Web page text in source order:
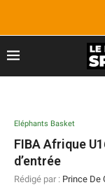
Eléphants Basket
FIBA Afrique
d’entrée
Rédigé par : Prince De